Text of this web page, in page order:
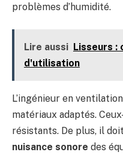
problèmes d’humidité.
Lire aussi Lisseurs :
d'utilisation
L’ingénieur en
matériaux adaptés.
résistants. De plus, il
nuisance sonore des